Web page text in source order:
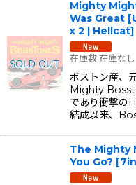
Mighty
Was Great
x 2 | Hellcat]
在庫数 在庫なし
ボストン産、
Mighty
であり衝撃の
結成以来、
The Mighty
You Go?